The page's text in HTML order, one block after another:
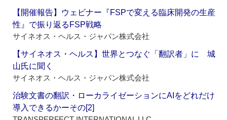
【開催報告】ウェビナー『FSPで変える臨床開発の生産
性』で振り返るFSP戦略
サイネオス・ヘルス・ジャパン株式会社
【サイネオス・ヘルス】世界とつなぐ「翻訳者」に 城
山氏に聞く
サイネオス・ヘルス・ジャパン株式会社
治験文書の翻訳・ローカライゼーションにAIをどれだけ
導入できるかーその[2]